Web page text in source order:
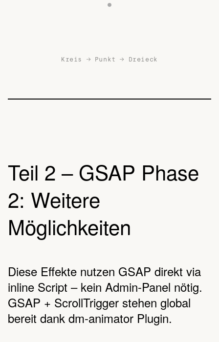
Kreis → Punkt → Dreieck
Teil 2 – GSAP Phase
2: Weitere
Möglichkeiten
Diese Effekte nutzen GSAP direkt via
inline Script – kein Admin-Panel nötig.
GSAP + ScrollTrigger stehen global
bereit dank dm-animator Plugin.